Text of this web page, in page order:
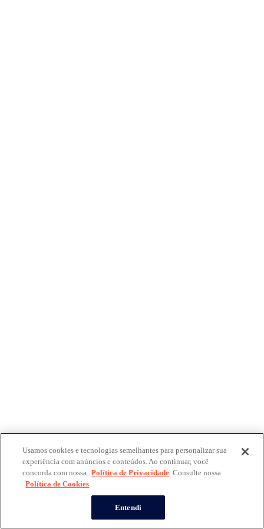
Usamos cookies e tecnologias semelhantes para personalizar sua
experiência com anúncios e conteúdos. Ao continuar, você
concorda com nossa Política de Privacidade. Consulte nossa
Política de Cookies
Entendi